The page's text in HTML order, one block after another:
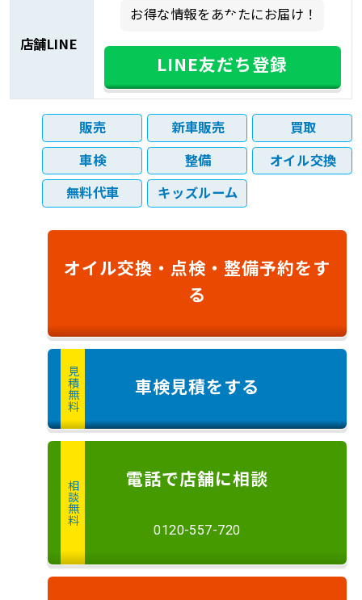
店舗LINE
お得な情報をあなたにお届け！
LINE友だち登録
販売 新車販売
買取
車検
整備
オイル交換
無料代車
キッズルーム
オイル交換・ 点検・ 整備予約をす
る
見積無料 車検見積をする
相談無料
電話で店舗に相談
0120-557-720